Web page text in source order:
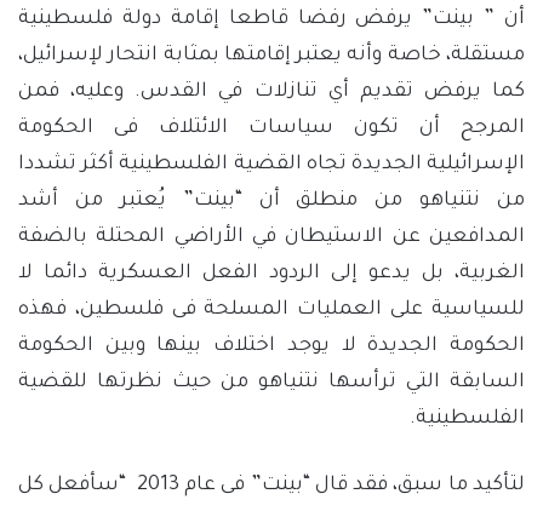
أن ” بينت” يرفض رفضا قاطعا إقامة دولة فلسطينية
مستقلة، خاصة وأنه يعتبر إقامتها بمثابة انتحار لإسرائيل،
كما يرفض تقديم أي تنازلات في القدس. وعليه، فمن
المرجح أن تكون سياسات الائتلاف فى الحكومة
الإسرائيلية الجديدة تجاه القضية الفلسطينية أكثر تشددا
من نتنياهو من منطلق أن “بينت” يُعتبر من أشد
المدافعين عن الاستيطان في الأراضي المحتلة بالضفة
الغربية، بل يدعو إلى الردود الفعل العسكرية دائما لا
للسياسية على العمليات المسلحة فى فلسطين، فهذه
الحكومة الجديدة لا يوجد اختلاف بينها وبين الحكومة
السابقة التي ترأسها نتنياهو من حيث نظرتها للقضية
الفلسطينية.
لتأكيد ما سبق، فقد قال “بينت” فى عام 2013 “سأفعل كل